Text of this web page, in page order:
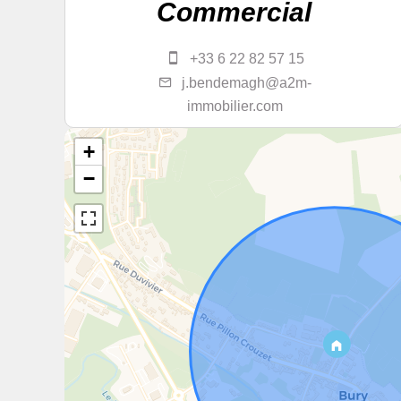
Commercial
+33 6 22 82 57 15
j.bendemagh@a2m-
immobilier.com
+
−